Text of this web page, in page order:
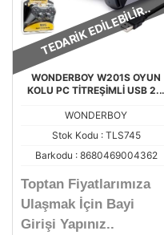
TEDARİK EDİLEBİLİR..
WONDERBOY W201S OYUN
KOLU PC TİTREŞİMLİ USB
WONDERBOY
Stok Kodu : TLS745
Barkodu : 8680469004362
Toptan Fiyatlarımıza
Ulaşmak İçin Bayi
Girişi Yapınız..